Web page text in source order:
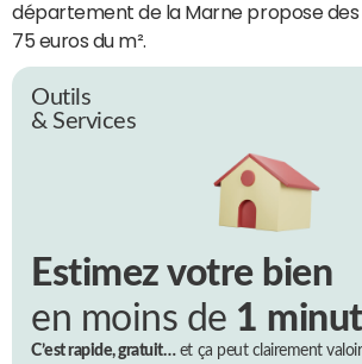
département de la Marne propose des
75 euros du m².
Outils
& Services
Estimez votre bien
en moins de 1
C’est rapide, gratuit…et ça peut clairement